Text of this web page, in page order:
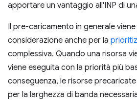
apportare un vantaggio all'INP di
Il pre-caricamento in generale
considerazione anche per la
complessiva. Quando una risorsa
viene eseguita con la priorità più
conseguenza, le risorse
per la larghezza di banda